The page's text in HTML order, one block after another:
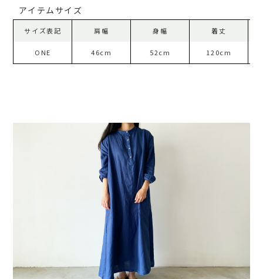
アイテムサイズ
サイズ表記 肩幅 身幅 着丈
ONE 46cm 52cm 120cm